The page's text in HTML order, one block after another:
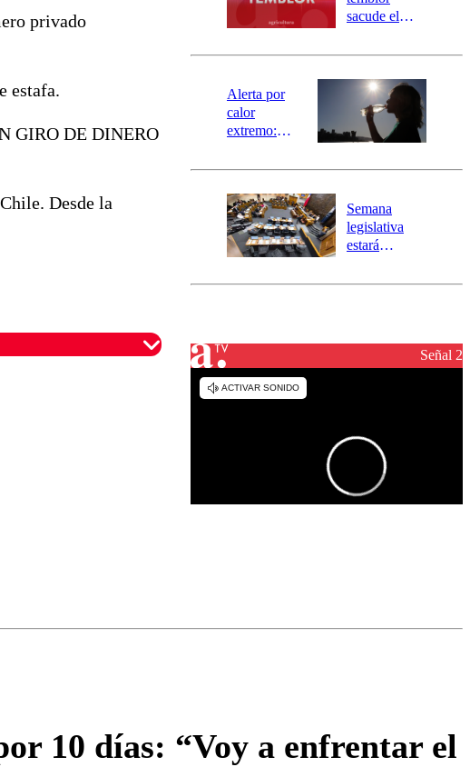
privado
estafa.
GIRO DE DINERO
Desde la
mensajería
SAE
sacude el
revisa la
epicentro
Alerta por
calor
extremo:
activa Alerta
Preventiva en
tres comunas
Semana
legislativa
estará
el fin de la
reconstrucciónSeñal 2
10 días: “Voy a enfrentar el